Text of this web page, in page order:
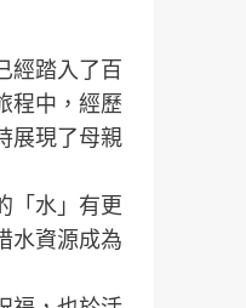
經踏入了百
程中，經歷
展現了母親
「水」有更
水資源成為